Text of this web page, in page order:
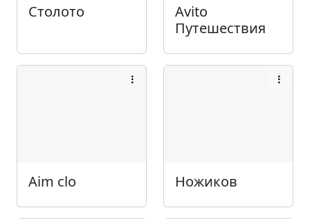
Столото
Avito
Путешествия
Aim clo Ножиков